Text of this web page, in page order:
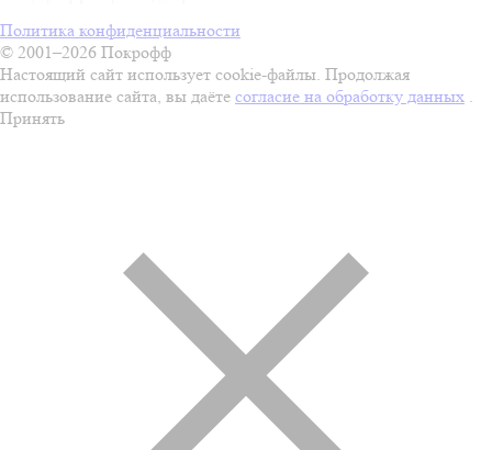
Политика конфиденциальности
© 2001–2026 Покрофф
Настоящий сайт использует cookie-файлы. Продолжая
использование сайта, вы даёте согласие на обработку данных .
Принять